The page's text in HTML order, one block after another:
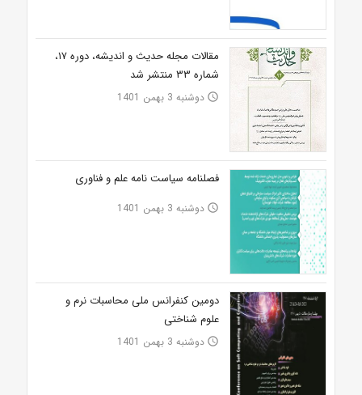
مقالات مجله حدیث و اندیشه، دوره ۱۷،
شماره ۳۳ منتشر شد
access_time دوشنبه 3 بهمن 1401
فصلنامه سیاست نامه علم و فناوری
access_time دوشنبه 3 بهمن 1401
دومین کنفرانس ملی محاسبات نرم و
علوم شناختی
access_time دوشنبه 3 بهمن 1401